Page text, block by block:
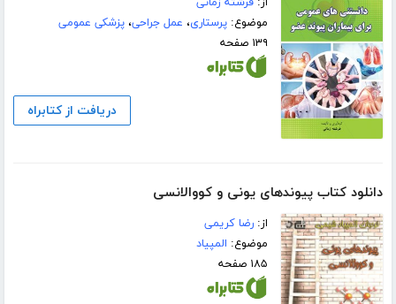
موضوع:پرستاری، عمل جراحی،پزشکی عمومی
۱۳۹ صفحه
دریافت از کتابراه
دانلود کتاب پیوندهای یونی و کووالانسی
از:رضا کریمی
موضوع: المپیاد
۱۸۵ صفحه